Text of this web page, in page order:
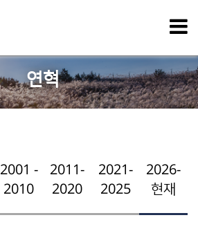
연혁
2001 -
2010
2011-
2020
2021-
2025
2026-
현재